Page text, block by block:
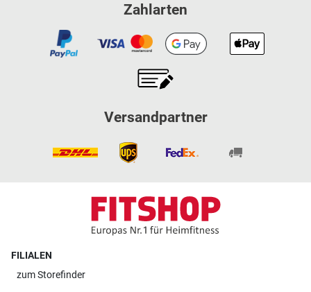
Zahlarten
Versandpartner
FILIALEN
zumStorefinder